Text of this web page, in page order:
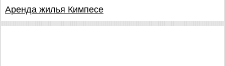
Аренда жилья Кимпесе